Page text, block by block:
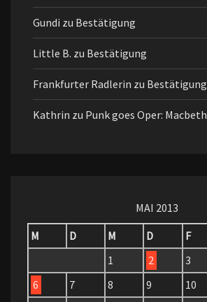
Gundi zu Bestätigung
Little B. zu Bestätigung
Frankfurter Radlerin zu Bestätigung
Kathrin zu Punk goes Oper: Macbeth
MAI 2013
M
D M D F
1
2 3
6
7 8 9 10